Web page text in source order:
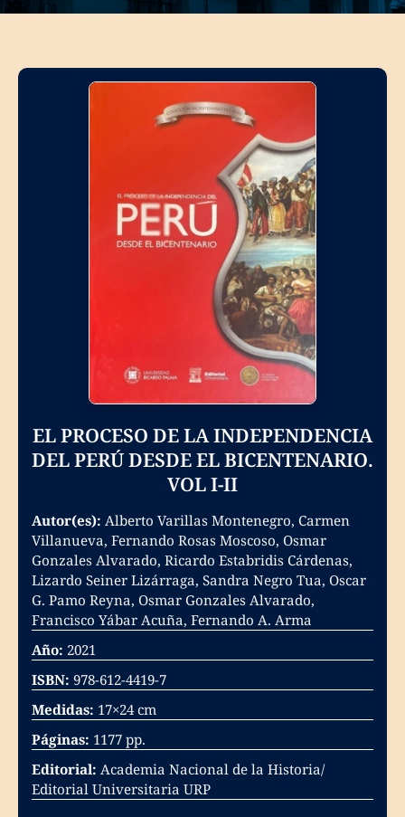
EL PROCESO DE LA INDEPENDENCIA
DEL PERÚ DESDE EL BICENTENARIO.
VOL I-II
Autor(es): Alberto Varillas Montenegro, Carmen
Villanueva, Fernando Rosas Moscoso, Osmar
Gonzales Alvarado, Ricardo Estabridis Cárdenas,
Lizardo Seiner Lizárraga, Sandra Negro Tua, Oscar
G. Pamo Reyna, Osmar Gonzales Alvarado,
Francisco Yábar Acuña, Fernando A. Arma
Año: 2021
ISBN: 978-612-4419-7
Medidas: 17×24 cm
Páginas: 1177 pp.
Editorial: Academia Nacional de la Historia/
Editorial Universitaria URP